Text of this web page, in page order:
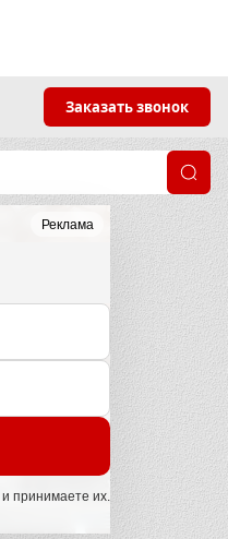
Заказать звонок
Реклама
и принимаете их.